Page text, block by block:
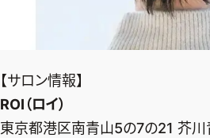
【サロン情報】
ROI（ロイ）
東京都港区南青山5の7の21 芥